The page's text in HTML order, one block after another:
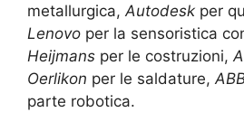
metallurgica, Autodesk per
Lenovo per la sensoristica
Heijmans per le costruzioni,
Oerlikon per le saldature,
parte robotica.